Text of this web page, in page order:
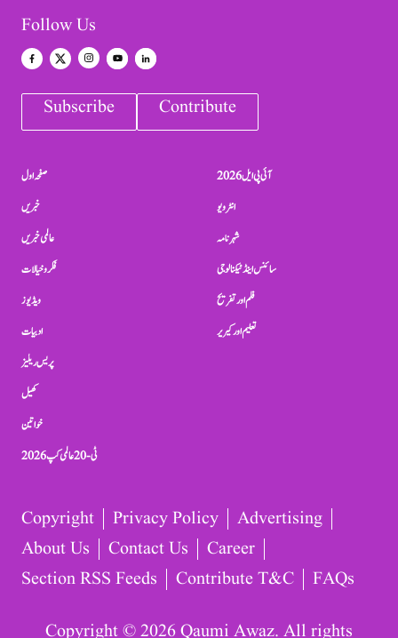
Follow Us
Subscribe Contribute
صفحہ اول
خبریں
عالمی خبریں
فکر و خیالات
ویڈیوز
ادبیات
پریس ریلیز
کھیل
خواتین
ٹی-20 عالمی کپ 2026
آئی پی ایل 2026
انٹرویو
شہرنامہ
سائنس اینڈ ٹیکنالوجی
فلم اور تفریح
تعلیم اور کیریر
Copyright Privacy Policy
Advertising
About Us
Contact Us
Career
Section RSS Feeds
Contribute T&C FAQs
Copyright © 2026 Qaumi Awaz. All rights